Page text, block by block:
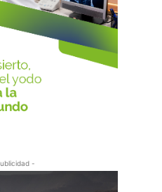
-